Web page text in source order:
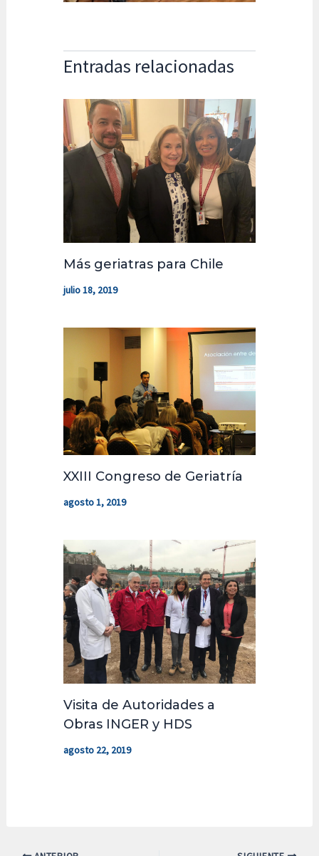
Entradas relacionadas
Más geriatras para Chile
julio 18, 2019
XXIII Congreso de Geriatría
agosto 1, 2019
Visita de Autoridades a
Obras INGER y HDS
agosto 22, 2019